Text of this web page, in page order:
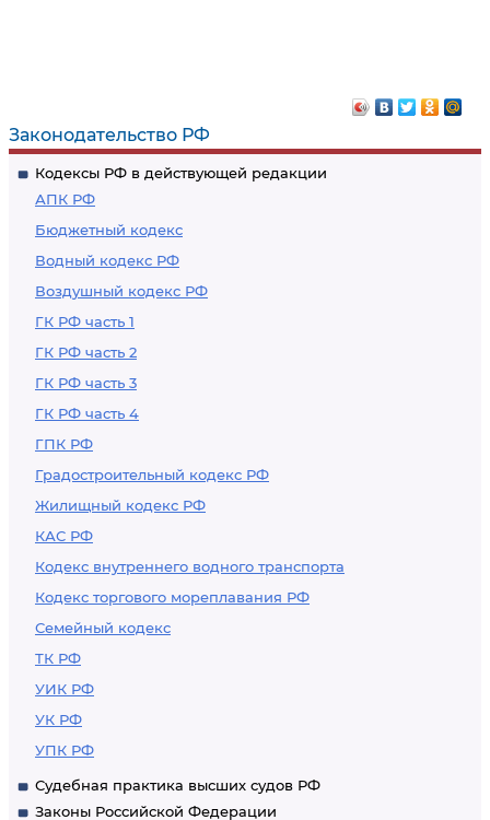
Законодательство РФ
Кодексы РФ в действующей редакции
АПК РФ
Бюджетный кодекс
Водный кодекс РФ
Воздушный кодекс РФ
ГК РФ часть 1
ГК РФ часть 2
ГК РФ часть 3
ГК РФ часть 4
ГПК РФ
Градостроительный кодекс РФ
Жилищный кодекс РФ
КАС РФ
Кодекс внутреннего водного транспорта
Кодекс торгового мореплавания РФ
Семейный кодекс
ТК РФ
УИК РФ
УК РФ
УПК РФ
Судебная практика высших судов РФ
Законы Российской Федерации